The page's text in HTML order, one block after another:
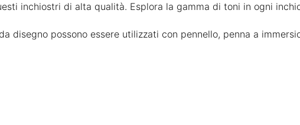
inchiostri di alta qualità. Esplora la gamma di toni in ogni
disegno possono essere utilizzati con pennello, penna a